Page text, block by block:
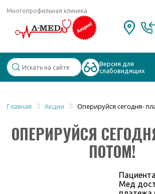
Многопрофильная клиника
Версия для
слабовидящих
Популярные запросы
Колоноскопия и ФГДС
Дерматолог
Косметология
Удаление бородавок
Главная Акции Оперируйся сегодня-
ОПЕРИРУЙСЯ
ПОТОМ!
Мед